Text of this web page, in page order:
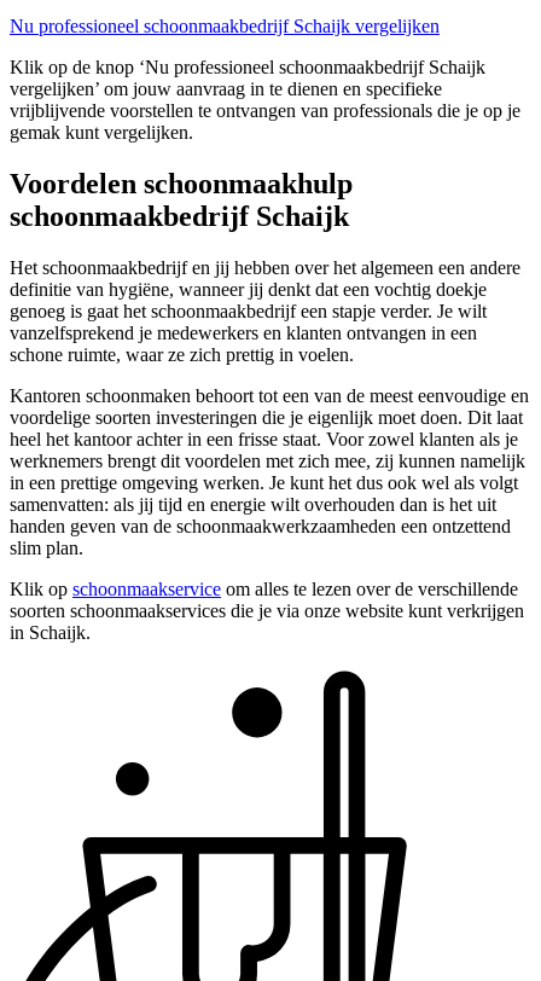
Nu professioneel schoonmaakbedrijf Schaijk vergelijken
Klik op de knop ‘Nu professioneel schoonmaakbedrijf Schaijk
vergelijken’ om jouw aanvraag in te dienen en specifieke
vrijblijvende voorstellen te ontvangen van professionals die je op je
gemak kunt vergelijken.
Voordelen schoonmaakhulp
schoonmaakbedrijf Schaijk
Het schoonmaakbedrijf en jij hebben over het algemeen een andere
definitie van hygiëne, wanneer jij denkt dat een vochtig doekje
genoeg is gaat het schoonmaakbedrijf een stapje verder. Je wilt
vanzelfsprekend je medewerkers en klanten ontvangen in een
schone ruimte, waar ze zich prettig in voelen.
Kantoren schoonmaken behoort tot een van de meest eenvoudige en
voordelige soorten investeringen die je eigenlijk moet doen. Dit laat
heel het kantoor achter in een frisse staat. Voor zowel klanten als je
werknemers brengt dit voordelen met zich mee, zij kunnen namelijk
in een prettige omgeving werken. Je kunt het dus ook wel als volgt
samenvatten: als jij tijd en energie wilt overhouden dan is het uit
handen geven van de schoonmaakwerkzaamheden een ontzettend
slim plan.
Klik op schoonmaakservice om alles te lezen over de verschillende
soorten schoonmaakservices die je via onze website kunt verkrijgen
in Schaijk.